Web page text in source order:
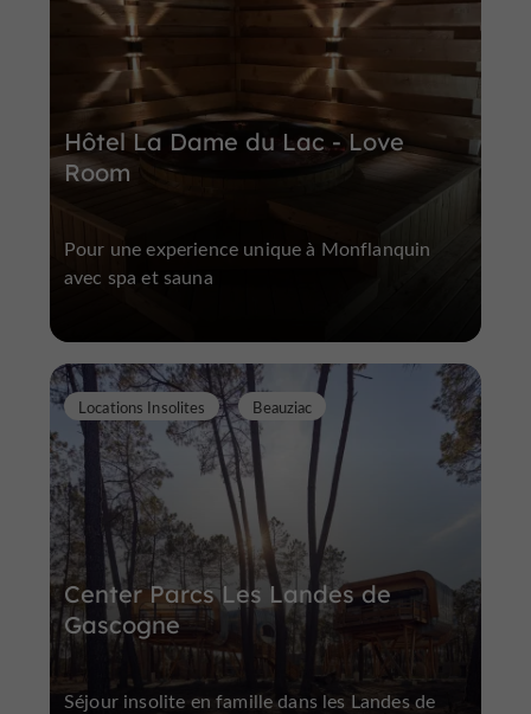
Hôtel La Dame du Lac - Love
Room
Pour une experience unique à Monflanquin
avec spa et sauna
Center Parcs Les Landes de
Gascogne
Locations Insolites Beauziac
Séjour insolite en famille dans les Landes de